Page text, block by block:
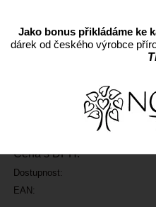
ks
Přidat do oblíbených
Cena s DPH:
Dostupnost:
EAN:
Jako bonus přikládáme ke
dárek od českého výrobce